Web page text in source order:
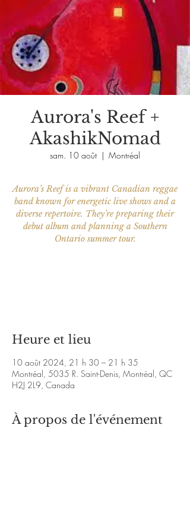
Aurora's Reef +
AkashikNomad
sam. 10 août
  |
Montréal
Aurora’s Reef is a vibrant Canadian reggae
band known for energetic live shows and a
diverse repertoire. They’re preparing their
debut album and planning a Southern
Heure et lieu
10 août 2024, 21 h 30 – 21 h 35
Montréal, 5035 R. Saint-Denis, Montréal, QC
H2J 2L9, Canada
À propos de l'événement